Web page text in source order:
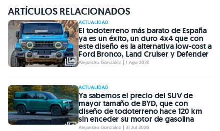
ARTÍCULOS RELACIONADOS
ACTUALIDAD
El todoterreno más barato de España
ya es un éxito, un duro 4x4 que con
este diseño es la alternativa low-cost a
Ford Bronco, Land Cruiser y Defender
Alejandro González | 1 Ago 2026
ACTUALIDAD
Ya sabemos el precio del SUV de
mayor tamaño de BYD, que con
diseño de todoterreno hace 120 km
sin enceder su motor de gasolina
Alejandro González | 31 Jul 2026